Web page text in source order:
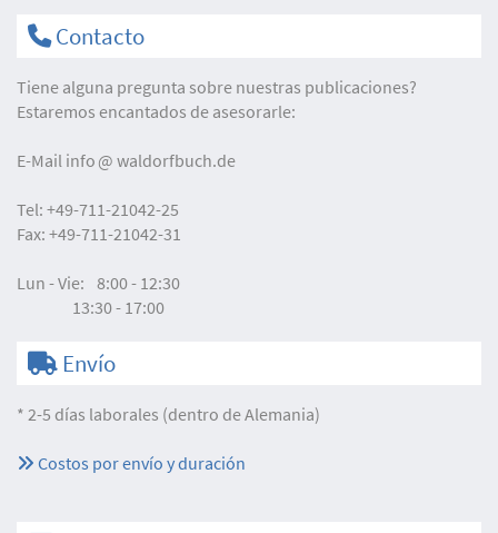
Contacto
Tiene alguna pregunta sobre nuestras publicaciones?
Estaremos encantados de asesorarle:
E-Mail info waldorfbuch.de
Tel: +49-711-21042-25
Fax: +49-711-21042-31
Lun - Vie: 8:00 - 12:30
13:30 - 17:00
Envío
* 2-5 días laborales (dentro de Alemania)
Costos por envío y duración